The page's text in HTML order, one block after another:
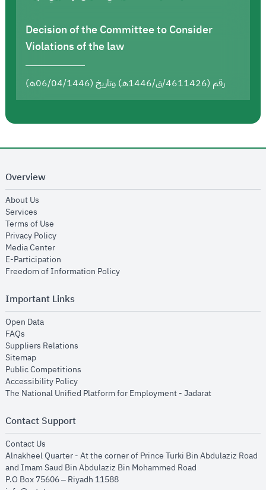
Decision of the Committee to Consider
Violations of the law
رقم (4611426/ق/1446هـ) وتاريخ (06/04/1446هـ)
Overview
About Us
Services
Terms of Use
Privacy Policyopens in new window
Media Centeropens in new window
E-Participation
Freedom of Information Policyopens in new window
Important Links
Open Dataopens in new window
FAQs
Suppliers Relations
Sitemapopens in new window
Public Competitions
Accessibility Policyopens in new window
The National Unified Platform for Employment - Jadaratopens in new
Contact Support
Contact Us
Alnakheel Quarter - At the corner of Prince Turki Bin Abdulaziz Road
and Imam Saud Bin Abdulaziz Bin Mohammed Road​
P.O Box 75606 – Riyadh 11588